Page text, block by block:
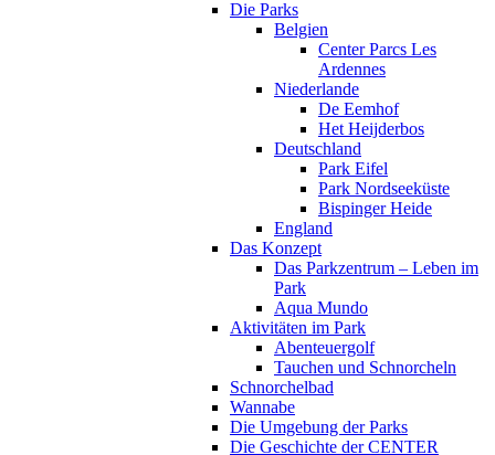
Die Parks
Belgien
Center Parcs Les
Ardennes
Niederlande
De Eemhof
Het Heijderbos
Deutschland
Park Eifel
Park Nordseeküste
Bispinger Heide
England
Das Konzept
Das Parkzentrum – Leben im
Park
Aqua Mundo
Aktivitäten im Park
Abenteuergolf
Tauchen und Schnorcheln
Schnorchelbad
Wannabe
Die Umgebung der Parks
Die Geschichte der CENTER